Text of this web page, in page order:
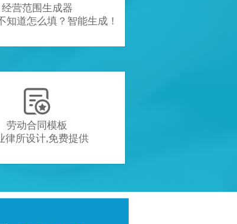
经营范围生成器
知道怎么填？智能生成！

劳动合同模板
律所设计,免费提供